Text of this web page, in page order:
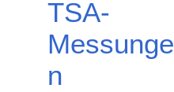
TSA-
Messunge
n